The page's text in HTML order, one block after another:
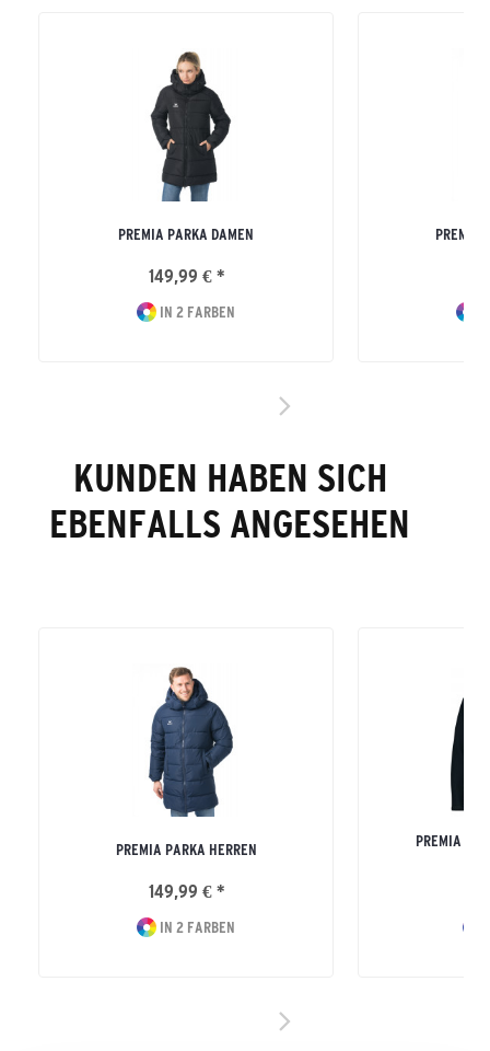
PREMIA PARKA DAMEN
149,99 € *
IN 2 FARBEN
PREMIA
KUNDEN HABEN SICH
EBENFALLS ANGESEHEN
PREMIA PARKA HERREN
149,99 € *
IN 2 FARBEN
PREMIA